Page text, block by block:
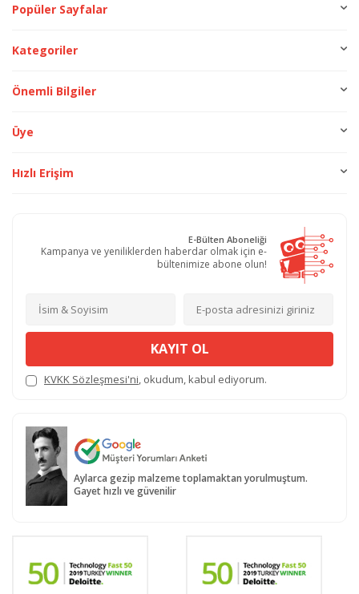
Popüler Sayfalar
Kategoriler
Önemli Bilgiler
Üye
Hızlı Erişim
E-Bülten Aboneliği
Kampanya ve yeniliklerden haberdar olmak için e-
bültenimize abone olun!
KAYIT OL
KVKK Sözleşmesi'ni, okudum, kabul ediyorum.
Aylarca gezip malzeme toplamaktan yorulmuştum.
Gayet hızlı ve güvenilir